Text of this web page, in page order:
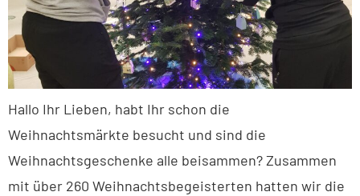
Hallo Ihr Lieben, habt Ihr schon die
Weihnachtsmärkte besucht und sind die
Weihnachtsgeschenke alle beisammen? Zusammen
mit über 260 Weihnachtsbegeisterten hatten wir die